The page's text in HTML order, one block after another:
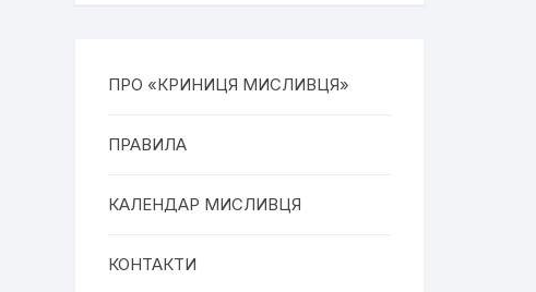
ПРО «КРИНИЦЯ МИСЛИВЦЯ»
ПРАВИЛА
КАЛЕНДАР МИСЛИВЦЯ
КОНТАКТИ